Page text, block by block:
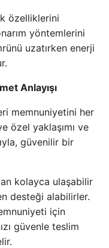
özelliklerini
yöntemlerini
uzatırken enerji
Anlayışı
memnuniyetini her
özel yaklaşımı ve
güvenilir bir
kolayca ulaşabilir
desteği alabilirler.
için
güvenle teslim